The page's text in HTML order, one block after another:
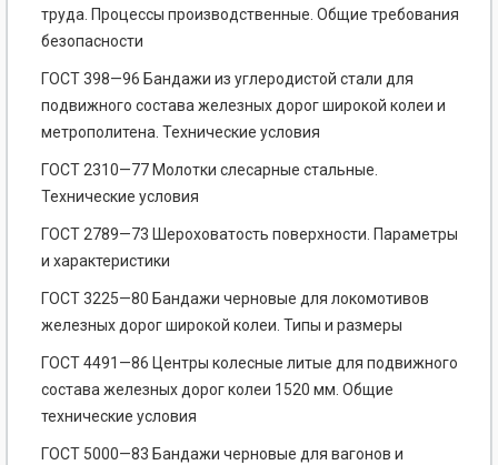
труда. Процессы производственные. Общие требования
безопасности
ГОСТ 398—96 Бандажи из углеродистой стали для
подвижного состава железных дорог широкой колеи и
метрополитена. Технические условия
ГОСТ 2310—77 Молотки слесарные стальные.
Технические условия
ГОСТ 2789—73 Шероховатость поверхности. Параметры
и характеристики
ГОСТ 3225—80 Бандажи черновые для локомотивов
железных дорог широкой колеи. Типы и размеры
ГОСТ 4491—86 Центры колесные литые для подвижного
состава железных дорог колеи 1520 мм. Общие
технические условия
ГОСТ 5000—83 Бандажи черновые для вагонов и